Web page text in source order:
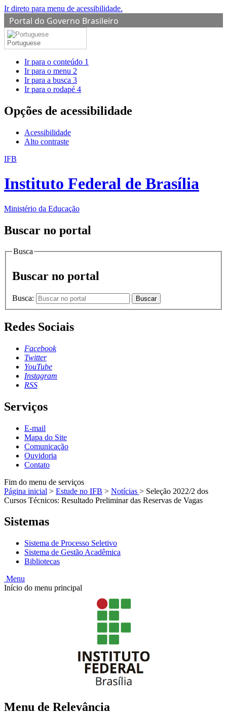
Ir direto para menu de acessibilidade.
Portal do Governo Brasileiro
Portuguese
Ir para o conteúdo 1
Ir para o menu 2
Ir para a busca 3
Ir para o rodapé 4
Opções de acessibilidade
Acessibilidade
Alto contraste
IFB
Instituto Federal de Brasília
Ministério da Educação
Buscar no portal
Busca
Buscar no portal
Busca: Buscar
Redes Sociais
Facebook
Twitter
YouTube
Instagram
RSS
Serviços
E-mail
Mapa do Site
Comunicação
Ouvidoria
Contato
Fim do menu de serviços
Página inicial > Estude no IFB > Notícias > Seleção 2022/2 dos
Cursos Técnicos: Resultado Preliminar das Reservas de Vagas
Sistemas
Sistema de Processo Seletivo
Sistema de Gestão Acadêmica
Bibliotecas
Menu
Início do menu principal
Menu de Relevância